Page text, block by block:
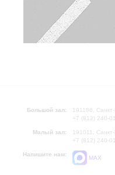
Большой зал:
191186,
+7 (812) 240-
Малый зал:
191011,
+7 (812) 240-
Напишите нам:
MAX